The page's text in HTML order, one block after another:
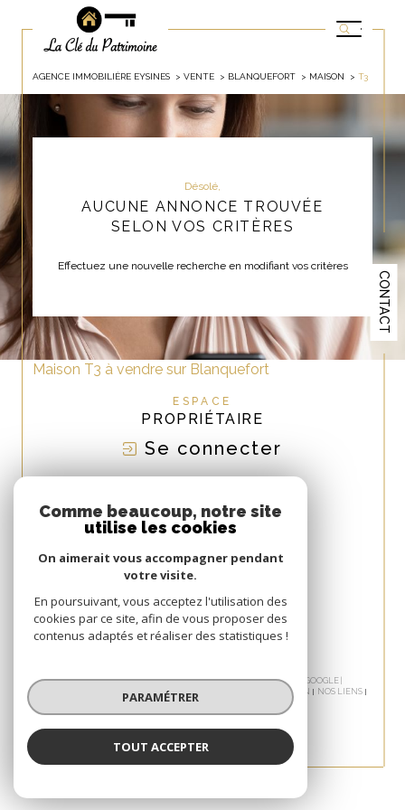
CONTACT
AGENCE IMMOBILIÈRE EYSINES VENTE BLANQUEFORT MAISON T3
Désolé,
AUCUNE ANNONCE TROUVÉE
SELON VOS CRITÈRES
Effectuez une nouvelle recherche en modifiant vos critères
Maison T3 à vendre sur Blanquefort
ESPACE
PROPRIÉTAIRE
Se connecter
ADHÉRONS
© 2026 | TOUS DROITS RÉSERVÉS | TRADUCTION POWERED BY GOOGLE |
PLAN DU SITE ADMIN
NOS LIENS
POLITIQUE RGPD
Comme beaucoup, notre site
utilise les cookies
On aimerait vous accompagner pendant
votre visite.
En poursuivant, vous acceptez l'utilisation des
cookies par ce site, afin de vous proposer des
contenus adaptés et réaliser des statistiques !
PARAMÉTRER
TOUT ACCEPTER